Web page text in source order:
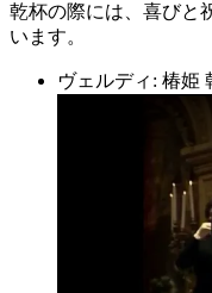
乾杯の際には、喜びと
います。
ヴェルディ: 椿姫